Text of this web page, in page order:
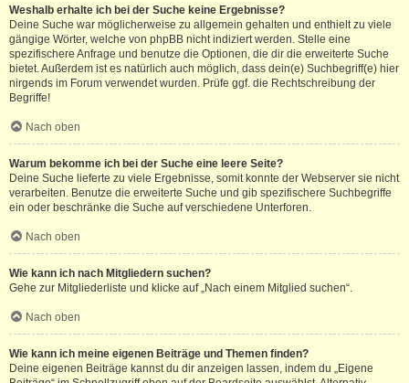
Weshalb erhalte ich bei der Suche keine Ergebnisse?
Deine Suche war möglicherweise zu allgemein gehalten und enthielt zu viele
gängige Wörter, welche von phpBB nicht indiziert werden. Stelle eine
spezifischere Anfrage und benutze die Optionen, die dir die erweiterte Suche
bietet. Außerdem ist es natürlich auch möglich, dass dein(e) Suchbegriff(e) hier
nirgends im Forum verwendet wurden. Prüfe ggf. die Rechtschreibung der
Begriffe!
Nach oben
Warum bekomme ich bei der Suche eine leere Seite?
Deine Suche lieferte zu viele Ergebnisse, somit konnte der Webserver sie nicht
verarbeiten. Benutze die erweiterte Suche und gib spezifischere Suchbegriffe
ein oder beschränke die Suche auf verschiedene Unterforen.
Nach oben
Wie kann ich nach Mitgliedern suchen?
Gehe zur Mitgliederliste und klicke auf „Nach einem Mitglied suchen“.
Nach oben
Wie kann ich meine eigenen Beiträge und Themen finden?
Deine eigenen Beiträge kannst du dir anzeigen lassen, indem du „Eigene